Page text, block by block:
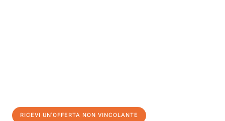
RICEVI UN'OFFERTA NON VINCOLANTE